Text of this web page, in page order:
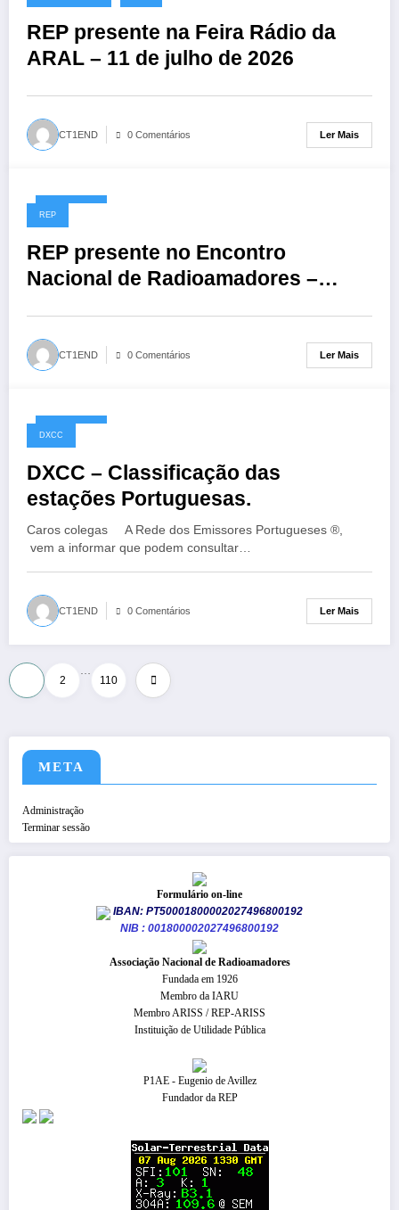
REP presente na Feira Rádio da
ARAL – 11 de julho de 2026
CT1END 0 Comentários Ler Mais
01/06/2026
REP
REP presente no Encontro
Nacional de Radioamadores –
CT1END 0 Comentários Ler Mais
10/05/2026
DXCC
DXCC – Classificação das
estações Portuguesas.
Caros colegas A Rede dos Emissores Portugueses ®,
vem a informar que podem consultar…
CT1END 0 Comentários Ler Mais
Paginação
conteúdos
2
…
110
META
Administração
Terminar sessão
Formulário on-line
IBAN: PT50001800002027496800192
NIB : 001800002027496800192
​Associação Nacional de Radioamadores
Fundada em 1926
Membro da IARU
Membro ARISS / REP-ARISS
Instituição de Utilidade Pública
P1AE - Eugenio de Avillez
Fundador da REP